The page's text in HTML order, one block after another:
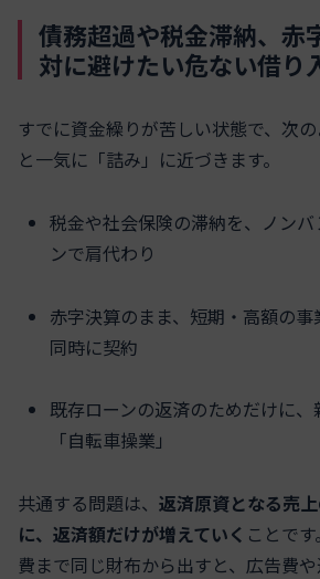
債務超過や税金滞納、赤
対に避けたい危ない借り
すでに資金繰りが苦しい状態で、次
と一気に「詰み」に近づきます。
税金や社会保険の滞納を、ノン
ンで肩代わり
赤字決算のまま、短期・高額の
同時に契約
既存ローンの返済のためだけに
「自転車操業」
共通する問題は、 返済原資となる売
に、返済額だけが増えていく ことで
費まで同じ財布から出すと、広告費や